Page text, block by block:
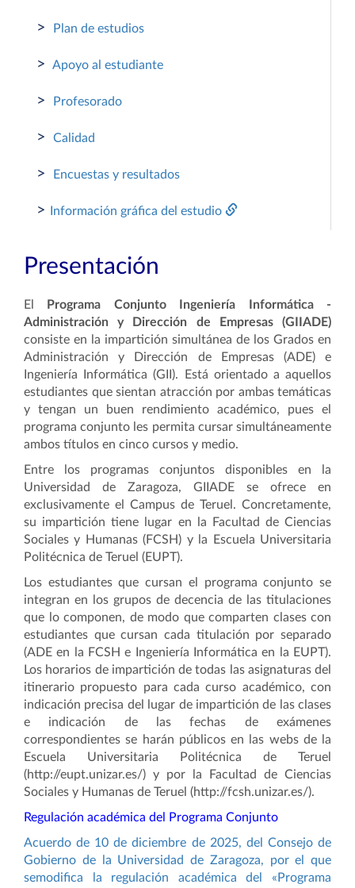
> Plan de estudios
> Apoyo al estudiante
> Profesorado
> Calidad
> Encuestas y resultados
> Información gráfica del estudio
Presentación
El
Programa Conjunto Ingeniería Informática -
Administración y Dirección de Empresas (GIIADE)
consiste en la impartición simultánea de los Grados en
Administración y Dirección de Empresas (ADE) e
Ingeniería Informática (GII). Está orientado a aquellos
estudiantes que sientan atracción por ambas temáticas
y tengan un buen rendimiento académico, pues el
programa conjunto les permita cursar simultáneamente
ambos títulos en cinco cursos y medio.
Entre los programas conjuntos disponibles en la
Universidad de Zaragoza, GIIADE se ofrece en
exclusivamente el Campus de Teruel. Concretamente,
su impartición tiene lugar en la Facultad de Ciencias
Sociales y Humanas (FCSH) y la Escuela Universitaria
Politécnica de Teruel (EUPT).
Los estudiantes que cursan el programa conjunto se
integran en los grupos de decencia de las titulaciones
que lo componen, de modo que comparten clases con
estudiantes que cursan cada titulación por separado
(ADE en la FCSH e Ingeniería Informática en la EUPT).
Los horarios de impartición de todas las asignaturas del
itinerario propuesto para cada curso académico, con
indicación precisa del lugar de impartición de las clases
e indicación de las fechas de exámenes
correspondientes se harán públicos en las webs de la
Escuela Universitaria Politécnica de Teruel
(http://eupt.unizar.es/) y por la Facultad de Ciencias
Sociales y Humanas de Teruel (http://fcsh.unizar.es/).
Regulación académica del Programa Conjunto
Acuerdo de 10 de diciembre de 2025, del Consejo de
Gobierno de la Universidad de Zaragoza, por el que
semodifica la regulación académica del «Programa